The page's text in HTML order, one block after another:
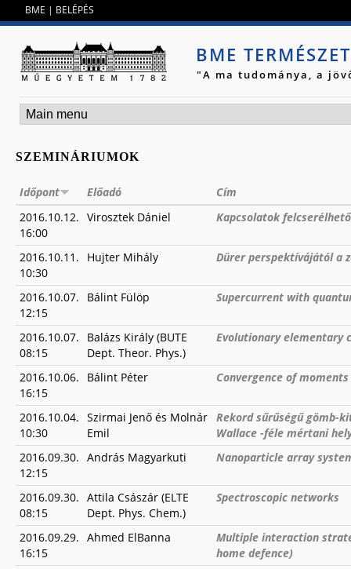
BME | BELÉPÉS
BME
"A ma tudománya, a
SZEMINÁRIUMOK
Időpont Előadó
Cím
2016.10.12.
16:00
Virosztek Dániel Kapcsolatok
2016.10.11.
10:30
Hujter Mihály Dürer perspektívájától a
2016.10.07.
12:15
Bálint Fülöp Supercurrent with
2016.10.07.
08:15
Balázs Király (BUTE
Dept. Theor. Phys.)
Evolutionary elementary
2016.10.06.
16:15
Bálint Péter Convergence of
2016.10.04.
10:30
Szirmai Jenő és Molnár
Emil
Rekord sűrűségű gömb-
Wallace -féle mértani
2016.09.30.
12:15
András Magyarkuti Nanoparticle array
2016.09.30.
08:15
Attila Császár (ELTE
Dept. Phys. Chem.)
Spectroscopic networks
2016.09.29.
16:15
Ahmed ElBanna
Multiple interaction
home defence)